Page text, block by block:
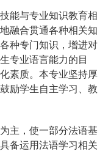
能与专业知识教育相
融合贯通各种相关知
种专门知识，增进对
专业语言能力的目
素质。本专业坚持厚
励学生自主学习、教
主，使一部分法语基
备运用法语学习相关